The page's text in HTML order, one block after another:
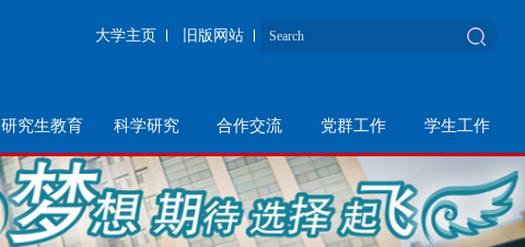
大学主页 旧版网站
研究生教育 科学研究 合作交流 党群工作 学生工作